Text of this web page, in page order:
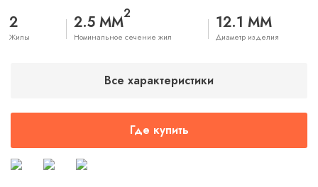
2
Жилы
2.5 ММ2
Номинальное сечение жил
12.1 ММ
Диаметр изделия
Все характеристики
Где купить